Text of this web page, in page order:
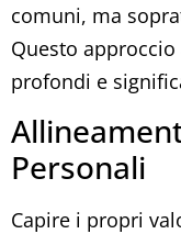
comuni, ma
Questo
profondi e
Personali
Capire i propri